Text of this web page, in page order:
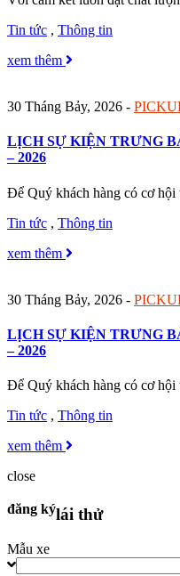
Tin tức , Thông tin
xem thêm
30 Tháng Bảy, 2026 -
LỊCH SỰ KIỆN TRƯNG
– 2026
Để Quý khách hàng có cơ
Tin tức , Thông tin
xem thêm
30 Tháng Bảy, 2026 -
LỊCH SỰ KIỆN TRƯNG
– 2026
Để Quý khách hàng có cơ
Tin tức , Thông tin
xem thêm
close
đăng kýlái thử
Mẫu xe